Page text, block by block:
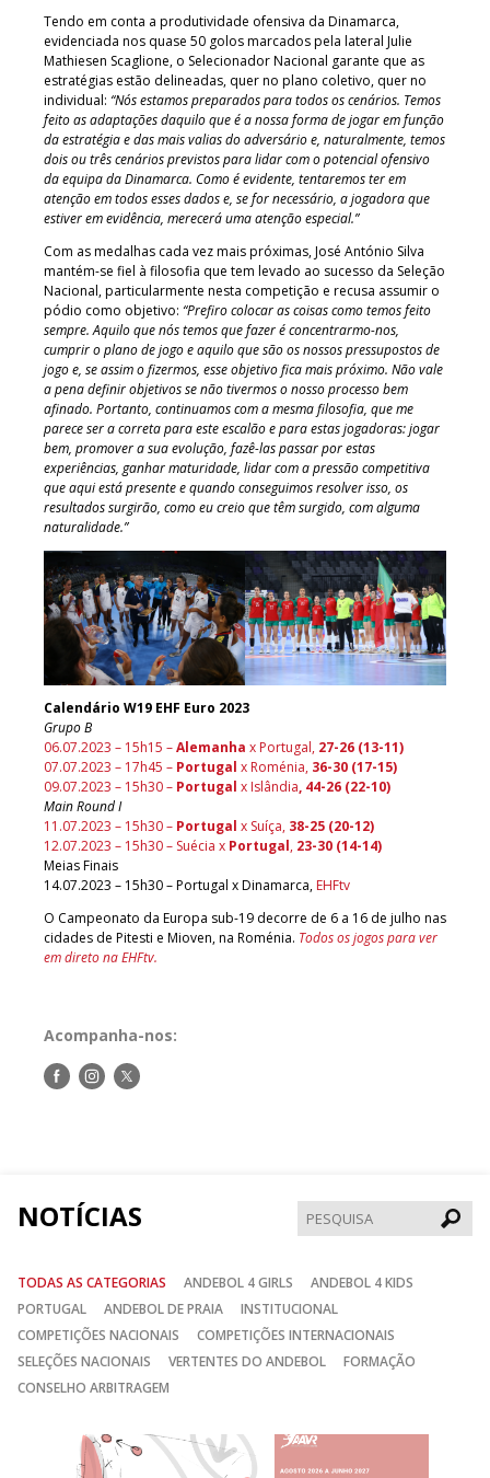
Tendo em conta a produtividade ofensiva da Dinamarca,
evidenciada nos quase 50 golos marcados pela lateral Julie
Mathiesen Scaglione, o Selecionador Nacional garante que as
estratégias estão delineadas, quer no plano coletivo, quer no
individual: “Nós estamos preparados para todos os cenários. Temos
feito as adaptações daquilo que é a nossa forma de jogar em função
da estratégia e das mais valias do adversário e, naturalmente, temos
dois ou três cenários previstos para lidar com o potencial ofensivo
da equipa da Dinamarca. Como é evidente, tentaremos ter em
atenção em todos esses dados e, se for necessário, a jogadora que
estiver em evidência, merecerá uma atenção especial.”
Com as medalhas cada vez mais próximas, José António Silva
mantém-se fiel à filosofia que tem levado ao sucesso da Seleção
Nacional, particularmente nesta competição e recusa assumir o
pódio como objetivo: “Prefiro colocar as coisas como temos feito
sempre. Aquilo que nós temos que fazer é concentrarmo-nos,
cumprir o plano de jogo e aquilo que são os nossos pressupostos de
jogo e, se assim o fizermos, esse objetivo fica mais próximo. Não vale
a pena definir objetivos se não tivermos o nosso processo bem
afinado. Portanto, continuamos com a mesma filosofia, que me
parece ser a correta para este escalão e para estas jogadoras: jogar
bem, promover a sua evolução, fazê-las passar por estas
experiências, ganhar maturidade, lidar com a pressão competitiva
que aqui está presente e quando conseguimos resolver isso, os
resultados surgirão, como eu creio que têm surgido, com alguma
naturalidade.”
Calendário W19 EHF Euro 2023
Grupo B
06.07.2023 – 15h15 –Alemanha x Portugal, 27-26 (13-11)
07.07.2023 – 17h45 – Portugal x Roménia, 36-30 (17-15)
09.07.2023 – 15h30 – Portugal x Islândia, 44-26 (22-10)
Main Round I
11.07.2023 – 15h30 – Portugal x Suíça, 38-25 (20-12)
12.07.2023 – 15h30 – Suécia x Portugal, 23-30 (14-14)
Meias Finais
14.07.2023 – 15h30 – Portugal x Dinamarca, EHFtv
O Campeonato da Europa sub-19 decorre de 6 a 16 de julho nas
cidades de Pitesti e Mioven, na Roménia. Todos os jogos para ver
em direto na EHFtv.
Acompanha-nos:
Siga-Siga-Siga-
NOTÍCIAS
TODAS AS CATEGORIAS ANDEBOL 4 GIRLS
ANDEBOL 4 KIDS
PORTUGAL
ANDEBOL DE PRAIA
INSTITUCIONAL
COMPETIÇÕES NACIONAIS
COMPETIÇÕES INTERNACIONAIS
SELEÇÕES NACIONAIS
VERTENTES DO ANDEBOL
FORMAÇÃO
CONSELHO ARBITRAGEM
Anterior